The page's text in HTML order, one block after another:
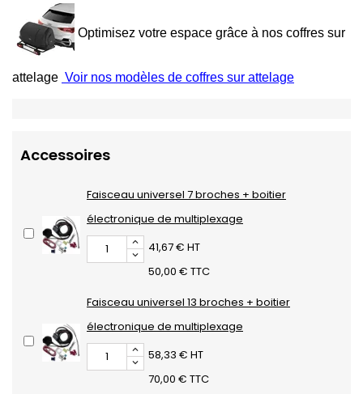
Optimisez votre espace grâce à nos coffres sur
attelage Voir nos modèles de coffres sur attelage
Accessoires
Faisceau universel 7 broches + boitier
électronique de multiplexage
41,67 € HT
50,00 € TTC
Faisceau universel 13 broches + boitier
électronique de multiplexage
58,33 € HT
70,00 € TTC